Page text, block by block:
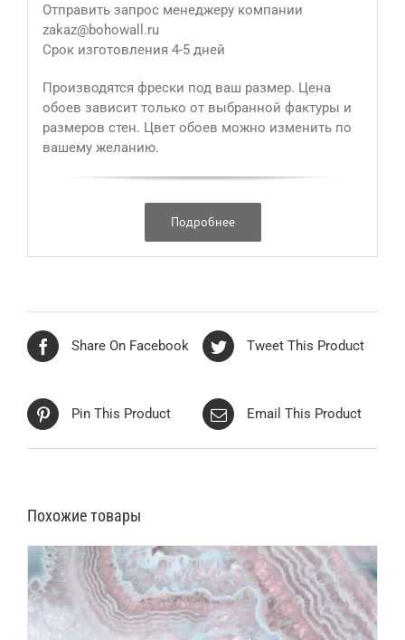
Отправить запрос менеджеру компании
zakaz@bohowall.ru
Срок изготовления 4-5 дней
Производятся фрески под ваш размер. Цена
обоев зависит только от выбранной фактуры и
размеров стен. Цвет обоев можно изменить по
вашему желанию.
Подробнее
Share On Facebook Tweet This Product
Pin This Product Email This Product
Похожие товары